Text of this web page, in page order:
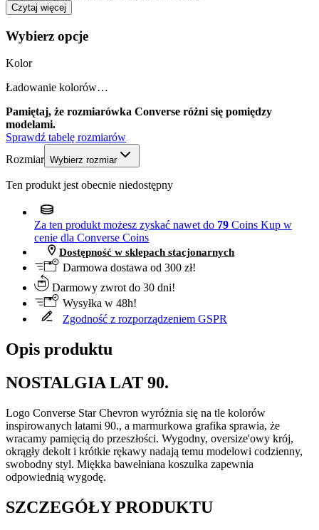
Czytaj więcej
Wybierz opcje
Kolor
Ładowanie kolorów…
Pamiętaj, że rozmiarówka Converse różni się pomiędzy
modelami.
Sprawdź tabelę rozmiarów
Rozmiar Wybierz rozmiar
Ten produkt jest obecnie niedostępny
Za ten produkt możesz zyskać nawet do 79 Coins Kup w
cenie dla Converse Coins
Dostępność w sklepach stacjonarnych
Darmowa dostawa od 300 zł!
Darmowy zwrot do 30 dni!
Wysyłka w 48h!
Zgodność z rozporządzeniem GSPR
Opis produktu
NOSTALGIA LAT 90.
Logo Converse Star Chevron wyróżnia się na tle kolorów
inspirowanych latami 90., a marmurkowa grafika sprawia, że
wracamy pamięcią do przeszłości. Wygodny, oversize'owy krój,
okrągły dekolt i krótkie rękawy nadają temu modelowi codzienny,
swobodny styl. Miękka bawełniana koszulka zapewnia
odpowiednią wygodę.
SZCZEGÓŁY PRODUKTU